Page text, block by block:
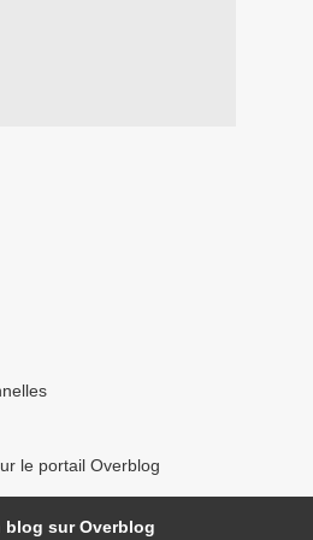
le portail Overblog
blog sur Overblog